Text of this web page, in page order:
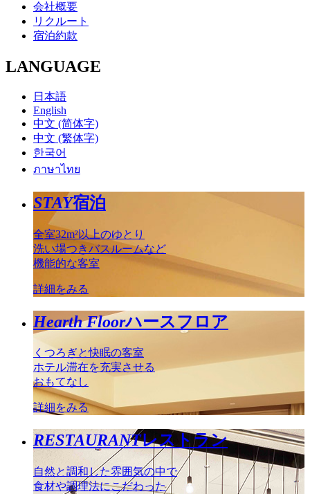
会社概要
リクルート
宿泊約款
LANGUAGE
日本語
English
中文 (简体字)
中文 (繁体字)
한국어
ภาษาไทย
STAY宿泊
全室32m²以上のゆとり
洗い場つきバスルームなど
機能的な客室
詳細をみる
Hearth Floorハースフロア
くつろぎと快眠の客室
ホテル滞在を充実させる
おもてなし
詳細をみる
RESTAURANTレストラン
自然と調和した雰囲気の中で
食材や調理法にこだわった